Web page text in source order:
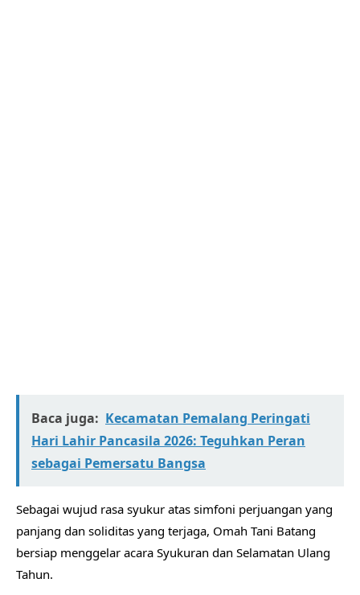
Baca juga: ​Kecamatan Pemalang Peringati
Hari Lahir Pancasila 2026: Teguhkan Peran
sebagai Pemersatu Bangsa
​Sebagai wujud rasa syukur atas simfoni perjuangan yang
panjang dan soliditas yang terjaga, Omah Tani Batang
bersiap menggelar acara Syukuran dan Selamatan Ulang
Tahun.